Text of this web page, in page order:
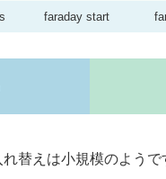
faraday start
替えは小規模のようで